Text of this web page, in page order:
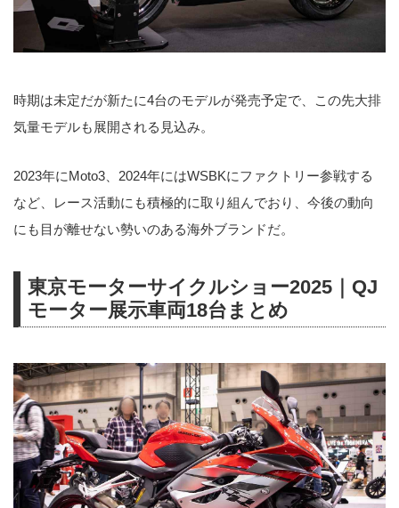
時期は未定だが新たに4台のモデルが発売予定で、この先大排
気量モデルも展開される見込み。
2023年にMoto3、2024年にはWSBKにファクトリー参戦する
など、レース活動にも積極的に取り組んでおり、今後の動向
にも目が離せない勢いのある海外ブランドだ。
東京モーターサイクルショー2025｜QJ
モーター展示車両18台まとめ